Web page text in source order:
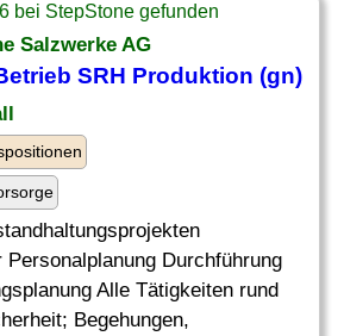
bei StepStone gefunden
Salzwerke AG
SRH Produktion (gn)
Personalplanung Durchführung
Alle Tätigkeiten rund
Begehungen,